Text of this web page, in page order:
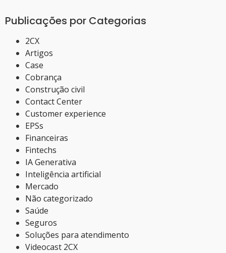
Publicações por Categorias
2CX
Artigos
Case
Cobrança
Construção civil
Contact Center
Customer experience
EPSs
Financeiras
Fintechs
IA Generativa
Inteligência artificial
Mercado
Não categorizado
Saúde
Seguros
Soluções para atendimento
Videocast 2CX